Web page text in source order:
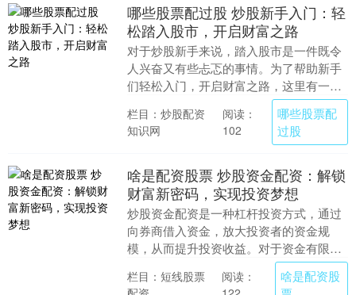
哪些股票配过股 炒股新手入门：轻
松踏入股市，开启财富之路
对于炒股新手来说，踏入股市是一件既令
人兴奋又有些忐忑的事情。为了帮助新手
们轻松入门，开启财富之路，这里有一些
实用建议： * **选择正规配资公司：**确保
配资公....
栏目：炒股配资
知识网
阅读：
102
哪些股票配
过股
啥是配资股票 炒股资金配资：解锁
财富新密码，实现投资梦想
炒股资金配资是一种杠杆投资方式，通过
向券商借入资金，放大投资者的资金规
模，从而提升投资收益。对于资金有限的
投资者来说啥是配资股票，配资无疑是一
把双刃剑，既能带来....
栏目：短线股票
阅读：
啥是配资股